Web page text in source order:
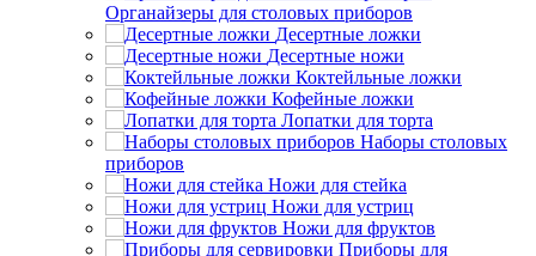
Органайзеры для столовых приборов
Десертные ложки
Десертные ножи
Коктейльные ложки
Кофейные ложки
Лопатки для торта
Наборы столовых
приборов
Ножи для стейка
Ножи для устриц
Ножи для фруктов
Приборы для